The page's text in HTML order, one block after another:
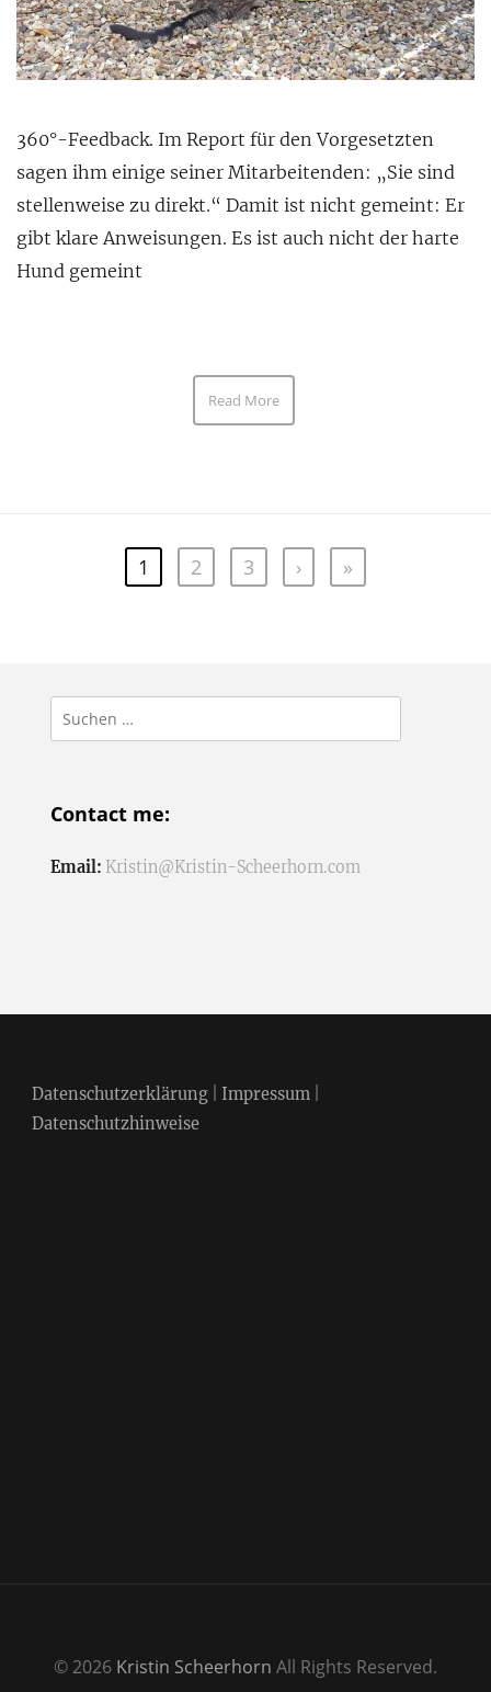
360°-Feedback. Im Report für den Vorgesetzten
sagen ihm einige seiner Mitarbeitenden: „Sie sind
stellenweise zu direkt.“ Damit ist nicht gemeint: Er
gibt klare Anweisungen. Es ist auch nicht der harte
Hund gemeint
Read More
1 2 3 › »
Suchen
nach:
Contact me:
Email: Kristin@Kristin-Scheerhorn.com
Datenschutzerklärung| Impressum|
Datenschutzhinweise
© 2026 Kristin Scheerhorn All Rights Reserved.